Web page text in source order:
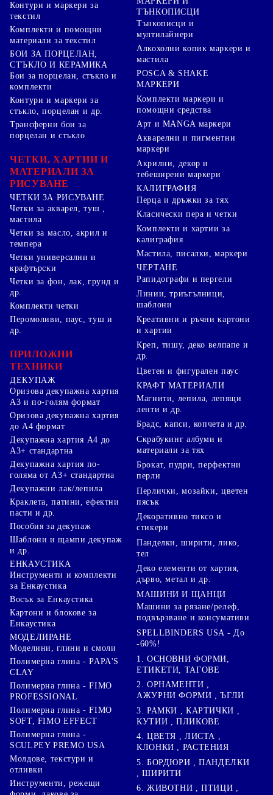
Контури и маркери за
текстил
Комплекти и помощни
материали за текстил
БОИ ЗА ПОРЦЕЛАН,
СТЪКЛО И КЕРАМИКА
Бои за порцелан, стъкло и
комплекти
Контури и маркери за
стъкло, порцелан и др.
Трансферни бои за
порцелан и стъкло
ЧЕТКИ, ХАРТИИ И
МАТЕРИАЛИ ЗА
РИСУВАНЕ
ЧЕТКИ ЗА РИСУВАНЕ
Четки за акварел, туш ,
мастила
Четки за масло, акрил и
темпера
Четки универсални и
крафтърски
Четки за фон, лак, грунд и
др.
Комплекти четки
ТЪНКОПИСЦИ
Тънкописци и
мултилайнери
Алкохолни копик маркери и
мастила
POSCA & SHAKE
МАРКЕРИ
Комплекти маркери и
помощни средства
Арт и MANGA маркери
Акварелни и пигментни
маркери
Акрилни, декор и
тебеширени маркери
КАЛИГРАФИЯ
Перца и дръжки за тях
Класически пера и четки
Комплекти и хартии за
калиграфия
Мастила, писалки, маркери
ЧЕРТАНЕ
Рапидографи и пергели
Линии, триъгълници,
шаблони
Перомоливи, паус, туш и
др.
ПРИЛОЖНИ
ТЕХНИКИ
ДЕКУПАЖ
Оризова декупажна хартия
А3 и по-голям формат
Оризова декупажна хартия
до А4 формат
Декупажна хартия А4 до
А3+ стандартна
Декупажна хартия по-
голяма от А3+ стандартна
Декупажни лак/лепила
Краклета, патини, ефектни
пасти и др.
Пособия за декупаж
Шаблони и щампи декупаж
и др.
ЕНКАУСТИКА
Инструменти и комплекти
за Енкаустика
Восък за Енкаустика
Картони и блокове за
Енкаустика
МОДЕЛИРАНЕ
Моделини, глини и смоли
Полимерна глина - PAPA'S
CLAY
Полимерна глина - FIMO
PROFESSIONAL
Полимерна глина - FIMO
SOFT, FIMO EFFECT
Полимерна глина -
SCULPEY PREMO USA
Молдове, текстури и
отливки
Инструменти, режещи
Креативни и ръчни картони
и хартии
Креп, тишу, деко велпапе и
др.
Цветен и фигурален паус
КРАФТ МАТЕРИАЛИ
Магнити, лепила, лепящи
ленти и др.
Брадс, капси, копчета и др.
Скрабукинг албуми и
материали за тях
Брокат, пудри, перфектни
перли
Перлички, мозайки, цветен
пясък
Декоративно тиксо и
стикери
Панделки, ширити, лико,
тел
Деко елементи от хартия,
дърво, метал и др.
МАШИНИ И ЩАНЦИ
Машини за рязане/релеф,
подвързване и консумативи
SPELLBINDERS USA - До
-60%!
1. ОСНОВНИ ФОРМИ,
ЕТИКЕТИ, ТАГОВЕ
2. ОРНАМЕНТИ ,
АЖУРНИ ФОРМИ , ЪГЛИ
3. РАМКИ , КАРТИЧКИ ,
КУТИИ , ПЛИКОВЕ
4. ЦВЕТЯ , ЛИСТА ,
КЛОНКИ , РАСТЕНИЯ
5. БОРДЮРИ , ПАНДЕЛКИ
, ШИРИТИ
6. ЖИВОТНИ , ПТИЦИ ,